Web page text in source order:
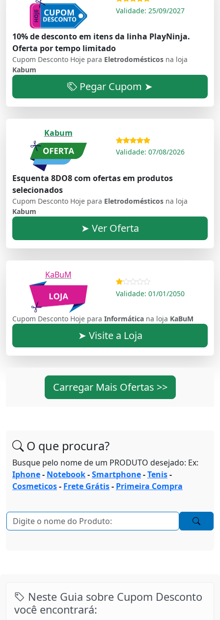
Validade: 25/09/2027
10% de desconto em itens da linha PlayNinja.
Oferta por tempo limitado
Cupom Desconto Hoje para Eletrodomésticos na loja
Kabum
Pegar Cupom ➤
Kabum
Validade: 07/08/2026
Esquenta 8DO8 com ofertas em produtos
selecionados
Cupom Desconto Hoje para Eletrodomésticos na loja
Kabum
➤ Ver Oferta
KaBuM
Validade: 01/01/2050
Cupom Desconto Hoje para Informática na loja KaBuM
➤ Visite a Loja
Carregar Mais Ofertas >>
O que procura?
Busque pelo nome de um PRODUTO desejado: Ex:
Iphone- Notebook-Smartphone-Tenis-
Cosmeticos- Frete Grátis- Primeira Compra
Neste Guia sobre Cupom Desconto
você encontrará: